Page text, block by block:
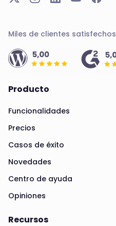
Miles de clientes satisfechos
Producto
Funcionalidades
Precios
Casos de éxito
Novedades
Centro de ayuda
Opiniones
Recursos